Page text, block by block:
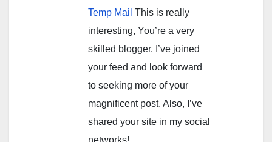
Temp Mail This is really
interesting, You’re a very
skilled blogger. I’ve joined
your feed and look forward
to seeking more of your
magnificent post. Also, I’ve
shared your site in my social
networks!